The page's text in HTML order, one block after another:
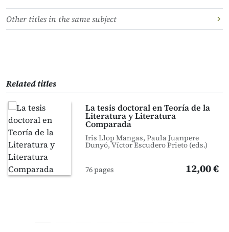
Other titles in the same subject
Related titles
La tesis doctoral en Teoría de la
Literatura y Literatura
Comparada
Iris Llop Mangas, Paula Juanpere
Dunyó, Víctor Escudero Prieto (eds.)
76 pages 12,00 €